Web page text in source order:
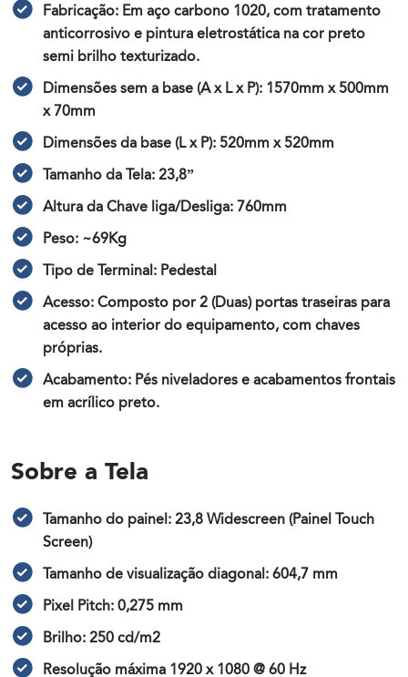
Fabricação: Em aço carbono 1020, com tratamento
anticorrosivo e pintura eletrostática na cor preto
semi brilho texturizado.
Dimensões sem a base (A x L x P): 1570mm x 500mm
x 70mm
Dimensões da base (L x P): 520mm x 520mm
Tamanho da Tela: 23,8”
Altura da Chave liga/Desliga: 760mm
Peso: ~69Kg
Tipo de Terminal: Pedestal
Acesso: Composto por 2 (Duas) portas traseiras para
acesso ao interior do equipamento, com chaves
próprias.
Acabamento: Pés niveladores e acabamentos frontais
em acrílico preto.
Sobre a Tela
Tamanho do painel: 23,8 Widescreen (Painel Touch
Screen)
Tamanho de visualização diagonal: 604,7 mm
Pixel Pitch: 0,275 mm
Brilho: 250 cd/m2
Resolução máxima 1920 x 1080 @ 60 Hz